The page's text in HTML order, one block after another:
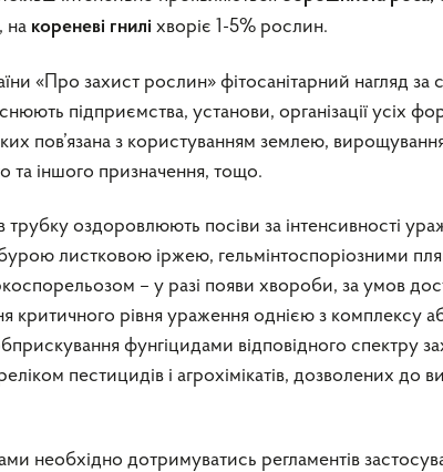
на кореневі гнилі хворіє 1-5% рослин.
«Про захист рослин» фітосанітарний нагляд за
підприємства, установи, організації усіх
пов’язана з користуванням землею,
та іншого призначення, тощо.
оздоровлюють посіви за інтенсивності
листковою іржею, гельмінтоспоріозними
– у разі появи хвороби, за умов
критичного рівня ураження однією з комплексу
фунгіцидами відповідного спектру
пестицидів і агрохімікатів, дозволених до
необхідно дотримуватись регламентів